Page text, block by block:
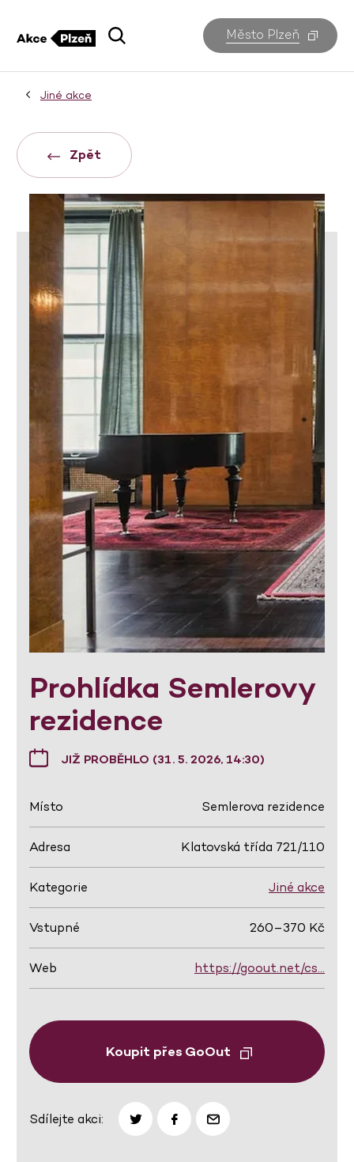
Město Plzeň
Jiné akce
Zpět
Prohlídka Semlerovy
rezidence
JIŽ PROBĚHLO (31. 5. 2026, 14:30)
Místo Semlerova rezidence
Adresa Klatovská třída 721/110
Kategorie Jiné akce
Vstupné 260–370 Kč
Web https://goout.net/cs…
Koupit přes GoOut
Sdílejte akci: